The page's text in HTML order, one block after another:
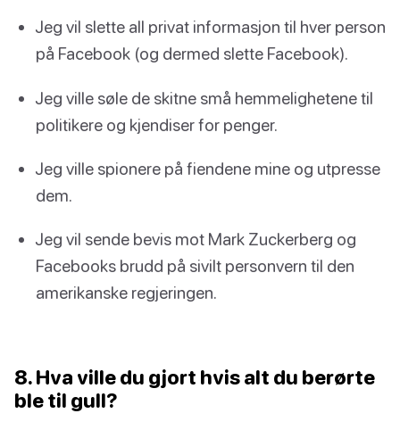
Jeg vil slette all privat informasjon til hver person
på Facebook (og dermed slette Facebook).
Jeg ville søle de skitne små hemmelighetene til
politikere og kjendiser for penger.
Jeg ville spionere på fiendene mine og utpresse
dem.
Jeg vil sende bevis mot Mark Zuckerberg og
Facebooks brudd på sivilt personvern til den
amerikanske regjeringen.
8. Hva ville du gjort hvis alt du berørte
ble til gull?